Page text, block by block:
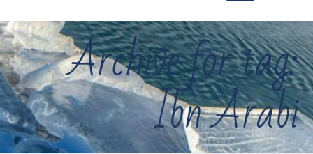
Archive for tag:
Ibn Arabi